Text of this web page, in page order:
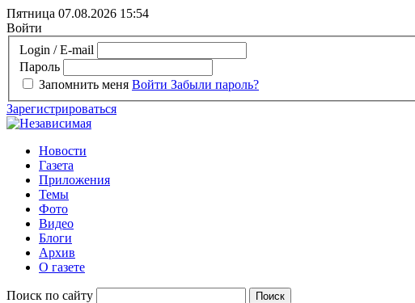
Пятница 07.08.2026 15:54
Войти
Login / E-mail
Пароль
Запомнить меня Войти Забыли пароль?
Зарегистрироваться
Новости
Газета
Приложения
Темы
Фото
Видео
Блоги
Архив
О газете
Поиск по сайту